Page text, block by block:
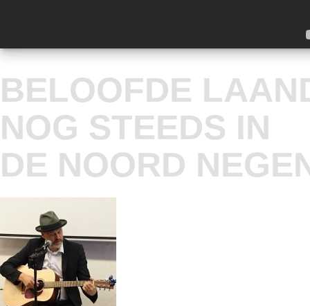
BELOOFDE
NOG STEEDS IN
DE NOORD